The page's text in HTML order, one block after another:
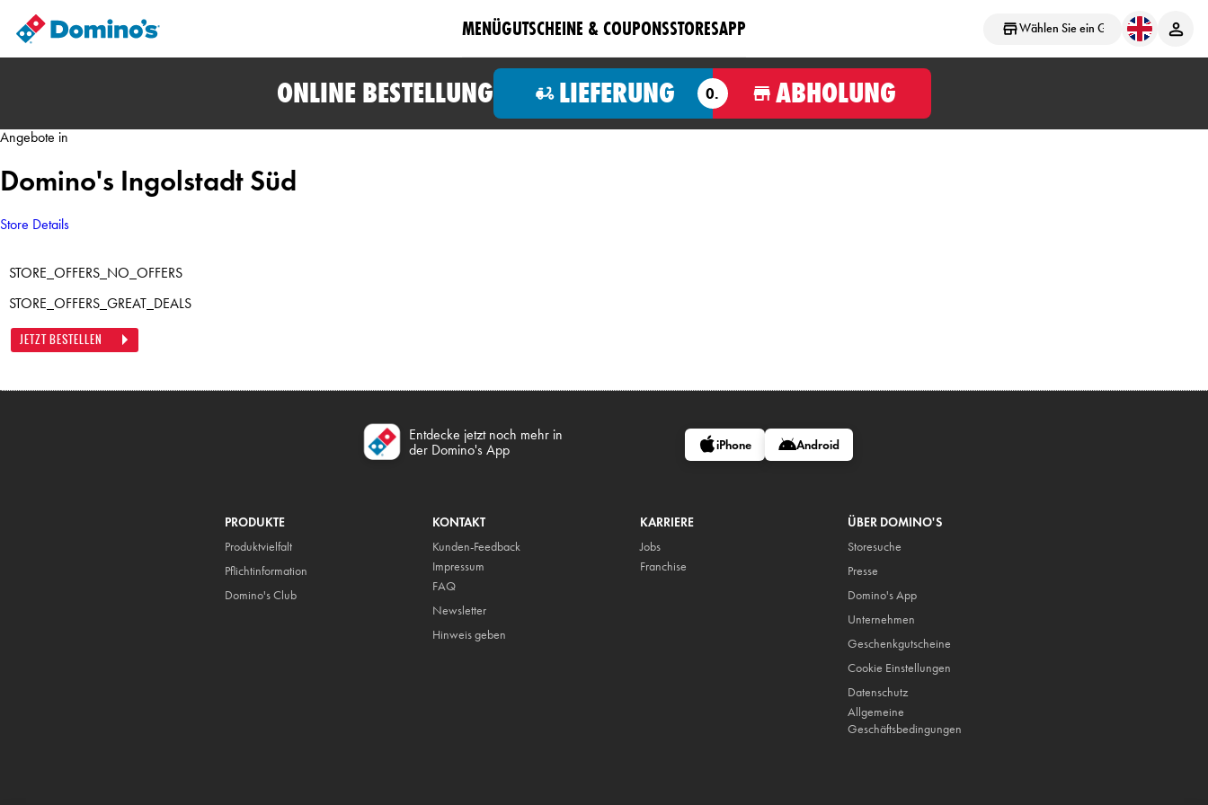
Wählen Sie ein Geschäft aus
MENÜGUTSCHEINE & COUPONSSTORESAPP
ONLINE BESTELLUNG LIEFERUNG O. ABHOLUNG
Angebote in
Domino's Ingolstadt Süd
Store Details
STORE_OFFERS_NO_OFFERS
STORE_OFFERS_GREAT_DEALS
JETZT BESTELLEN
Entdecke jetzt noch mehr in
der Domino's App
iPhone Android
PRODUKTE
Produktvielfalt
Pflichtinformation
Domino's Club
KONTAKT
Kunden-Feedback
Impressum
FAQ
Newsletter
Hinweis geben
KARRIERE
Jobs
Franchise
ÜBER DOMINO'S
Storesuche
Presse
Domino's App
Unternehmen
Geschenkgutscheine
Cookie Einstellungen
Datenschutz
Allgemeine
Geschäftsbedingungen